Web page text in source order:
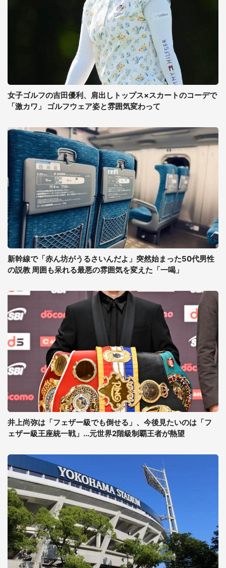
女子ゴルフの吉田優利、肩出しトップス×スカートのコーデで
「激カワ」 ゴルフウェア姿と雰囲気変わって
新幹線で「赤ん坊がうるさいんだよ」突然始まった50代男性
の説教 周囲も呆れる最悪の雰囲気を変えた「一喝」
井上尚弥は「フェザー級でも倒せる」、今後見たいのは「フ
ェザー級王座統一戦」...元世界2階級制覇王者が熱望